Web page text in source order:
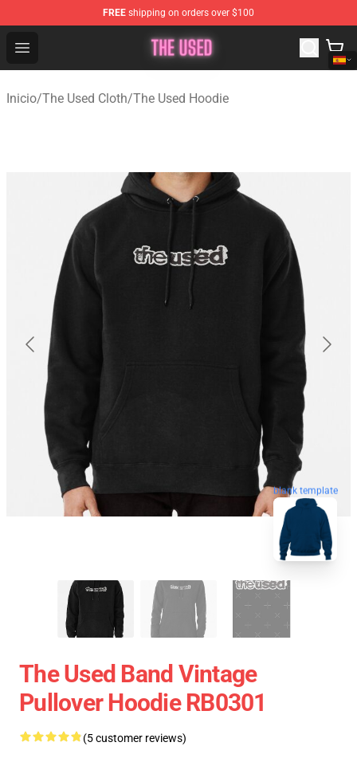
FREE shipping on orders over $100
Open menu
The Used Store - Official The Used Merchandise Shop
Inicio/The Used Cloth/The Used Hoodie
blank template
The Used Band Vintage
Pullover Hoodie RB0301
(5 customer reviews)